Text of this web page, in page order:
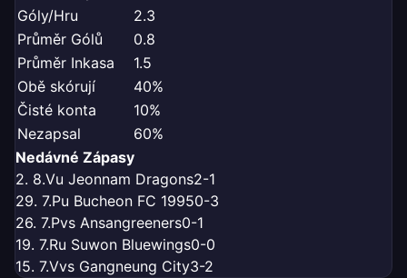
Góly/Hru
2.3
Průměr Gólů
0.8
Průměr Inkasa
1.5
Obě skórují
40%
Čisté konta
10%
Nezapsal
60%
Nedávné Zápasy
2. 8.Vu Jeonnam Dragons2-1
29. 7.Pu Bucheon FC 19950-3
26. 7.Pvs Ansangreeners0-1
19. 7.Ru Suwon Bluewings0-0
15. 7.Vvs Gangneung City3-2